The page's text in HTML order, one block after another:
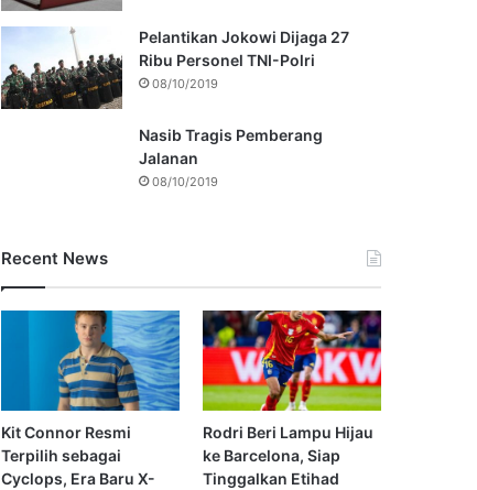
Pelantikan Jokowi Dijaga 27
Ribu Personel TNI-Polri
08/10/2019
Nasib Tragis Pemberang
Jalanan
08/10/2019
Recent News
Kit Connor Resmi
Terpilih sebagai
Cyclops, Era Baru X-
Rodri Beri Lampu Hijau
ke Barcelona, Siap
Tinggalkan Etihad